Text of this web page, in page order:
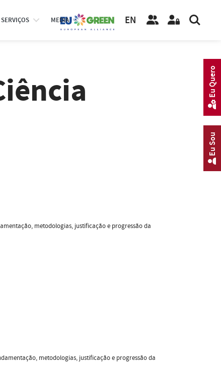
SERVIÇOS MEDIA EN
metodologias, justificação e progressão da
metodologias, justificação e progressão da
Eu Sou
Eu Quero